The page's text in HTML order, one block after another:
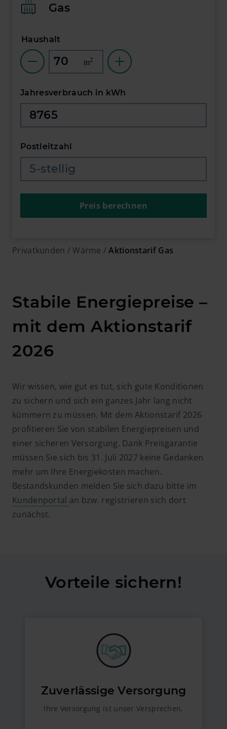
Gas
Haushalt
Wohnfläche in Quadratmetern auswählen
Wohnfläche in Quadratmetern
m2
Jahresverbrauch in kWh
Jahresverbrauch in Kilowattstunden
Postleitzahl
Postleitzahl eingeben
Preis berechnen
Privatkunden Wärme Aktionstarif Gas
Stabile Energiepreise –
mit dem Aktionstarif
2026
Wir wissen, wie gut es tut, sich gute Konditionen
zu sichern und sich ein ganzes Jahr lang nicht
kümmern zu müssen. Mit dem Aktionstarif 2026
profitieren Sie von stabilen Energiepreisen und
einer sicheren Versorgung. Dank Preisgarantie
müssen Sie sich bis 31. Juli 2027 keine Gedanken
mehr um Ihre Energiekosten machen.
Bestandskunden melden Sie sich dazu bitte im
Kundenportal an bzw. registrieren sich dort
zunächst.
Vorteile sichern!
Zuverlässige Versorgung
Ihre Versorgung ist unser Versprechen.